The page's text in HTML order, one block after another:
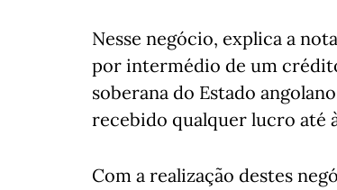
Nesse negócio, explica a
por intermédio de um
soberana do Estado
recebido qualquer lucro até
Com a realização destes